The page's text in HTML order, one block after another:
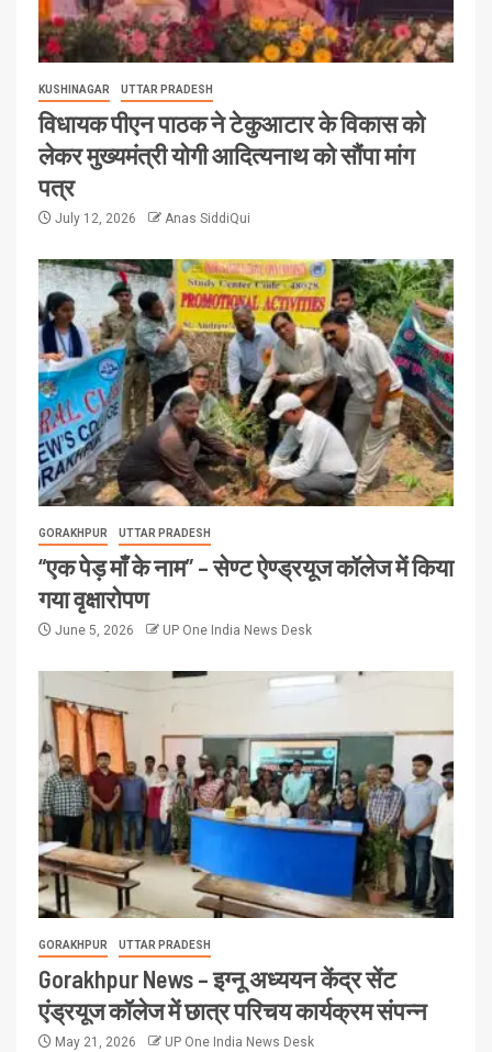
KUSHINAGAR UTTAR PRADESH
विधायक पीएन पाठक ने टेकुआटार के विकास को
लेकर मुख्यमंत्री योगी आदित्यनाथ को सौंपा मांग
पत्र
July 12, 2026 Anas SiddiQui
GORAKHPUR UTTAR PRADESH
“एक पेड़ माँ के नाम” – सेण्ट ऐण्ड्रयूज कॉलेज में किया
गया वृक्षारोपण
June 5, 2026 UP One India News Desk
GORAKHPUR UTTAR PRADESH
Gorakhpur News – इग्नू अध्ययन केंद्र सेंट
एंड्रयूज कॉलेज में छात्र परिचय कार्यक्रम संपन्न
May 21, 2026 UP One India News Desk